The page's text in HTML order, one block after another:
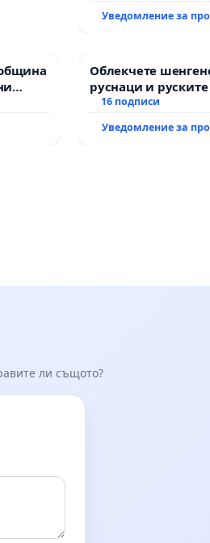
Уведомление за
и от
Облекчете
руснаци и
българи
16 подписи
Уведомление за
ли същото?